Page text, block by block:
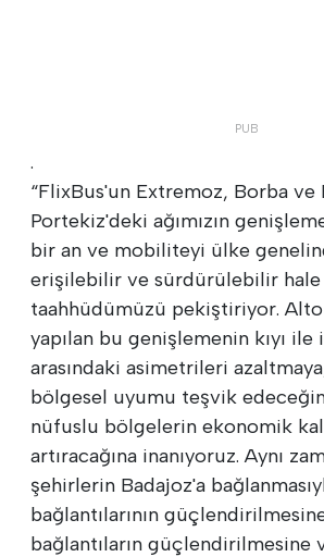
.
“FlixBus'un Extremoz, Borba ve
Portekiz'deki ağımızın
bir an ve mobiliteyi ülke
erişilebilir ve sürdürülebilir
taahhüdümüzü pekiştiriyor.
yapılan bu genişlemenin kıyı ile
arasındaki asimetrileri
bölgesel uyumu teşvik
nüfuslu bölgelerin ekonomik
artıracağına inanıyoruz. Aynı
şehirlerin Badajoz'a
bağlantılarının
bağlantıların güçlendirilmesine